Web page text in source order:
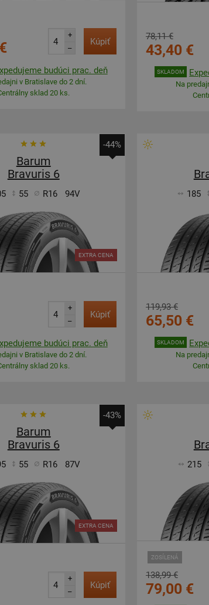
+
–
Kúpiť
budúci prac. deň
v Bratislave do 2 dní.
sklad 20 ks.
78,11 €
43,40 €
SKLADOM
Na
-44%
Barum
Bravuris 6
55 R16 94V
EXTRA CENA
+
–
Kúpiť
budúci prac. deň
v Bratislave do 2 dní.
sklad 20 ks.
185
119,93 €
65,50 €
SKLADOM
Na
-43%
Barum
Bravuris 6
55 R16 87V
EXTRA CENA
+
–
Kúpiť
215
ZOSÍLENÁ
138,99 €
79,00 €